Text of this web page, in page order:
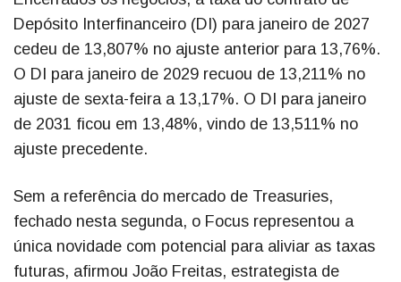
Depósito Interfinanceiro (DI) para janeiro de 2027
cedeu de 13,807% no ajuste anterior para 13,76%.
O DI para janeiro de 2029 recuou de 13,211% no
ajuste de sexta-feira a 13,17%. O DI para janeiro
de 2031 ficou em 13,48%, vindo de 13,511% no
ajuste precedente.
Sem a referência do mercado de Treasuries,
fechado nesta segunda, o Focus representou a
única novidade com potencial para aliviar as taxas
futuras, afirmou João Freitas, estrategista de